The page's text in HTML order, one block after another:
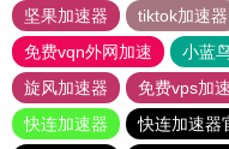
坚果加速器
tiktok加速器
免费vqn外网加速
小蓝
旋风加速器
免费vps加
快连加速器
快连加速器